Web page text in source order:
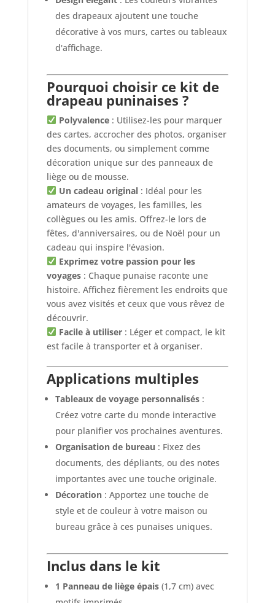
des drapeaux ajoutent une touche
décorative à vos murs, cartes ou tableaux
d'affichage.
Pourquoi choisir ce kit de
drapeau puninaises ?
Polyvalence: Utilisez-les pour marquer
des cartes, accrocher des photos, organiser
des documents, ou simplement comme
décoration unique sur des panneaux de
liège ou de mousse.
Un cadeau original: Idéal pour les
amateurs de voyages, les familles, les
collègues ou les amis. Offrez-le lors de
fêtes, d'anniversaires, ou de Noël pour un
cadeau qui inspire l'évasion.
Exprimez votre passion pour les
voyages: Chaque punaise raconte une
histoire. Affichez fièrement les endroits que
vous avez visités et ceux que vous rêvez de
découvrir.
Facile à utiliser: Léger et compact, le kit
est facile à transporter et à organiser.
Applications multiples
Tableaux de voyage personnalisés:
Créez votre carte du monde interactive
pour planifier vos prochaines aventures.
Organisation de bureau : Fixez des
documents, des dépliants, ou des notes
importantes avec une touche originale.
Décoration: Apportez une touche de
style et de couleur à votre maison ou
bureau grâce à ces punaises uniques.
Inclus dans le kit
1 Panneau de liège épais(1,7 cm) avec